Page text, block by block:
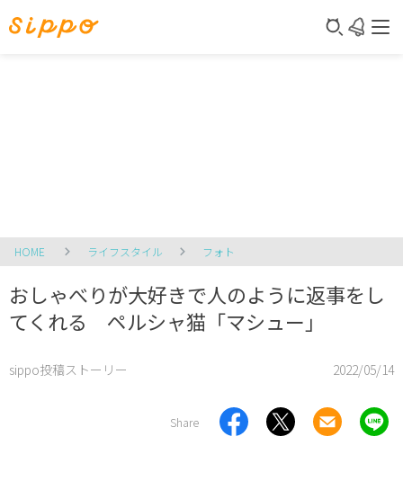
HOME ライフスタイル フォト
おしゃべりが大好きで人のように返事をし
てくれる ペルシャ猫「マシュー」
sippo投稿ストーリー 2022/05/14
Share